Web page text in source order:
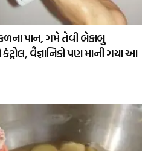
પાન, ગમે તેવી બેકાબુ
વૈજ્ઞાનિકો પણ માની ગયા આ